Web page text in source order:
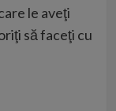
le aveţi
să faceţi cu